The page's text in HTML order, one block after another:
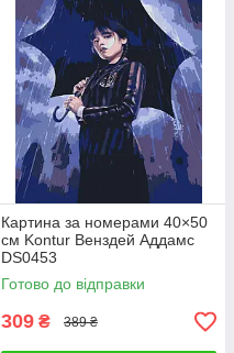
Картина за номерами 40×50
см Kontur Венздей Аддамс
DS0453
Готово до відправки
309 ₴ 389 ₴